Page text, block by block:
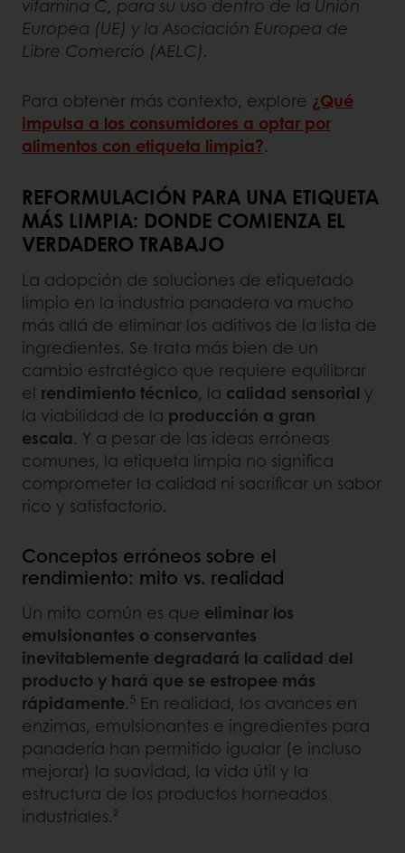
vitamina C, para su uso dentro de la Unión
Europea (UE) y la Asociación Europea de
Libre Comercio (AELC).
Para obtener más contexto, explore ¿Qué
impulsa a los consumidores a optar por
alimentos con etiqueta limpia?.
REFORMULACIÓN PARA UNA ETIQUETA
MÁS LIMPIA: DONDE COMIENZA EL
VERDADERO TRABAJO
La adopción de soluciones de etiquetado
limpio en la industria panadera va mucho
más allá de eliminar los aditivos de la lista de
ingredientes. Se trata más bien de un
cambio estratégico que requiere equilibrar
el rendimiento técnico, la calidad sensorial y
la viabilidad de la producción a gran
escala. Y a pesar de las ideas erróneas
comunes, la etiqueta limpia no significa
comprometer la calidad ni sacrificar un sabor
rico y satisfactorio.
Conceptos erróneos sobre el
rendimiento: mito vs. realidad
Un mito común es que eliminar los
emulsionantes o conservantes
inevitablemente degradará la calidad del
producto y hará que se estropee más
rápidamente.5 En realidad, los avances en
enzimas, emulsionantes e ingredientes para
panadería han permitido igualar (e incluso
mejorar) la suavidad, la vida útil y la
estructura de los productos horneados
industriales.²